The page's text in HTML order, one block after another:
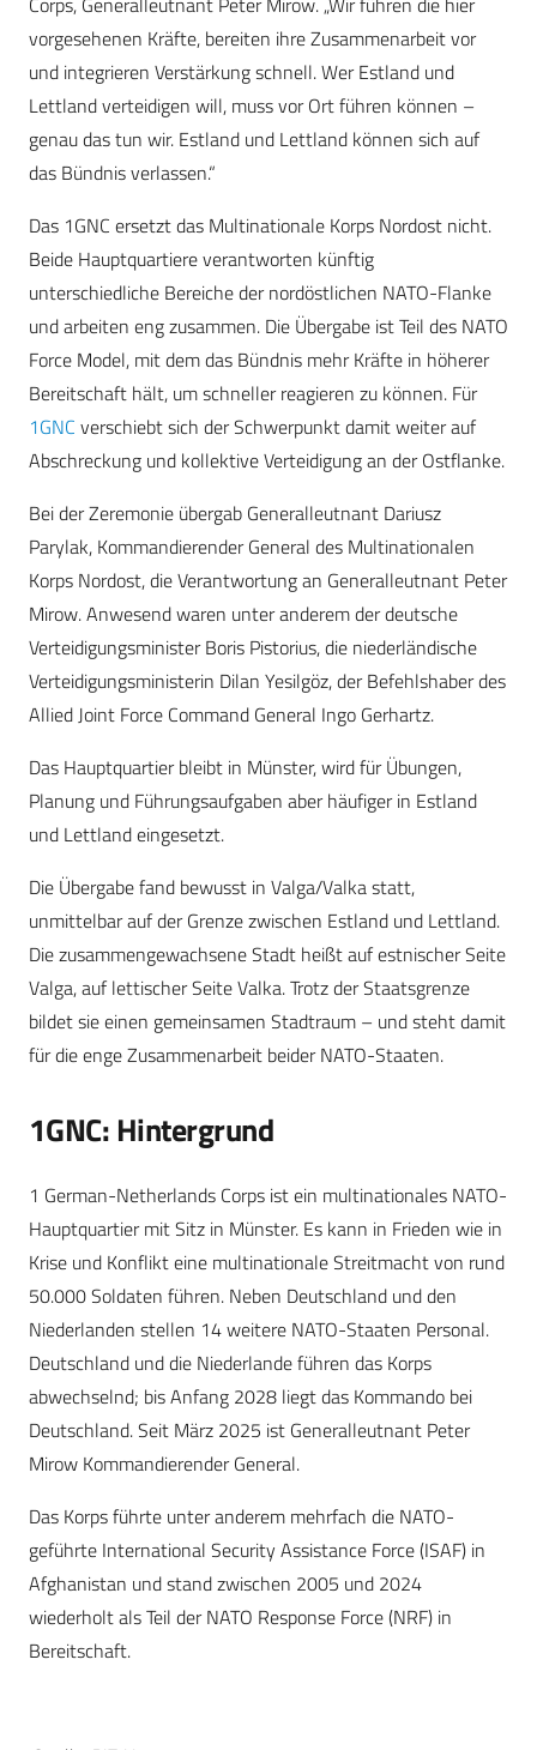
vorgesehenen Kräfte, bereiten ihre Zusammenarbeit vor
und integrieren Verstärkung schnell. Wer Estland und
Lettland verteidigen will, muss vor Ort führen können –
genau das tun wir. Estland und Lettland können sich auf
das Bündnis verlassen.“
Das 1GNC ersetzt das Multinationale Korps Nordost nicht.
Beide Hauptquartiere verantworten künftig
unterschiedliche Bereiche der nordöstlichen NATO-Flanke
und arbeiten eng zusammen. Die Übergabe ist Teil des NATO
Force Model, mit dem das Bündnis mehr Kräfte in höherer
Bereitschaft hält, um schneller reagieren zu können. Für
1GNC verschiebt sich der Schwerpunkt damit weiter auf
Abschreckung und kollektive Verteidigung an der Ostflanke.
Bei der Zeremonie übergab Generalleutnant Dariusz
Parylak, Kommandierender General des Multinationalen
Korps Nordost, die Verantwortung an Generalleutnant Peter
Mirow. Anwesend waren unter anderem der deutsche
Verteidigungsminister Boris Pistorius, die niederländische
Verteidigungsministerin Dilan Yesilgöz, der Befehlshaber des
Allied Joint Force Command General Ingo Gerhartz.
Das Hauptquartier bleibt in Münster, wird für Übungen,
Planung und Führungsaufgaben aber häufiger in Estland
und Lettland eingesetzt.
Die Übergabe fand bewusst in Valga/Valka statt,
unmittelbar auf der Grenze zwischen Estland und Lettland.
Die zusammengewachsene Stadt heißt auf estnischer Seite
Valga, auf lettischer Seite Valka. Trotz der Staatsgrenze
bildet sie einen gemeinsamen Stadtraum – und steht damit
für die enge Zusammenarbeit beider NATO-Staaten.
1GNC: Hintergrund
1 German-Netherlands Corps ist ein multinationales NATO-
Hauptquartier mit Sitz in Münster. Es kann in Frieden wie in
Krise und Konflikt eine multinationale Streitmacht von rund
50.000 Soldaten führen. Neben Deutschland und den
Niederlanden stellen 14 weitere NATO-Staaten Personal.
Deutschland und die Niederlande führen das Korps
abwechselnd; bis Anfang 2028 liegt das Kommando bei
Deutschland. Seit März 2025 ist Generalleutnant Peter
Mirow Kommandierender General.
Das Korps führte unter anderem mehrfach die NATO-
geführte International Security Assistance Force (ISAF) in
Afghanistan und stand zwischen 2005 und 2024
wiederholt als Teil der NATO Response Force (NRF) in
Bereitschaft.